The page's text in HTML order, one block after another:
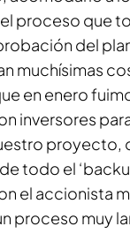
proceso que
del
muchísimas
en enero
inversores
proyecto,
todo el
el accionista
proceso muy